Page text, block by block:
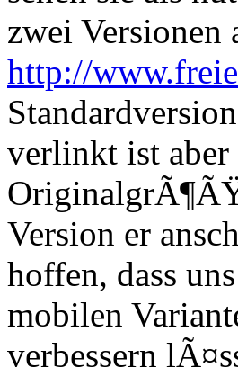
zwei Versionen
http://
verlinkt ist
Version er
hoffen, dass
mobilen
verbessern